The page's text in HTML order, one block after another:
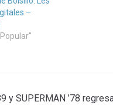
–
y SUPERMAN ’78